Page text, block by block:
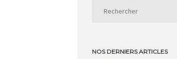
NOS DERNIERS ARTICLES